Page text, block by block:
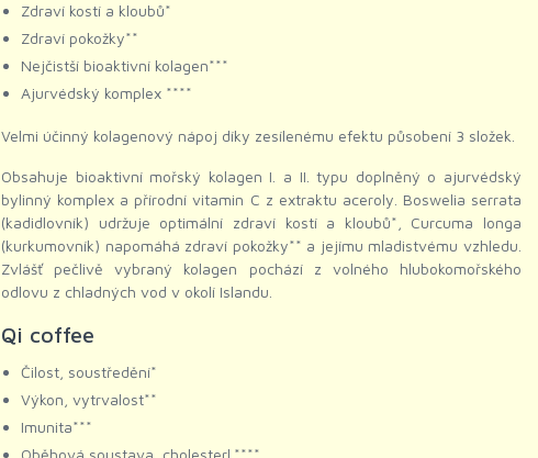
Zdraví kostí a kloubů*
Zdraví pokožky**
Nejčistší bioaktivní kolagen***
Ajurvédský komplex ****
Velmi účinný kolagenový nápoj díky zesílenému efektu působení 3 složek.
Obsahuje bioaktivní mořský kolagen I. a II. typu doplněný o ajurvédský
bylinný komplex a přírodní vitamin C z extraktu aceroly. Boswelia serrata
(kadidlovník) udržuje optimální zdraví kostí a kloubů*, Curcuma longa
(kurkumovník) napomáhá zdraví pokožky** a jejímu mladistvému vzhledu.
Zvlášť pečlivě vybraný kolagen pochází z volného hlubokomořského
odlovu z chladných vod v okolí Islandu.
Qi coffee
Čilost, soustředění*
Výkon, vytrvalost**
Imunita***